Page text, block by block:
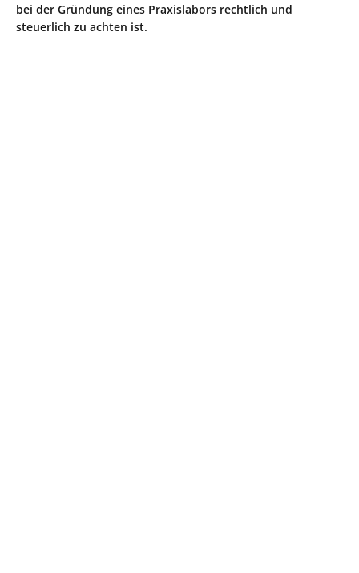
bei der Gründung eines Praxislabors rechtlich und
steuerlich zu achten ist.